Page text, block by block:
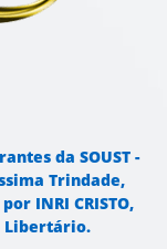
da SOUST -
Trindade,
INRI CRISTO,
Libertário.